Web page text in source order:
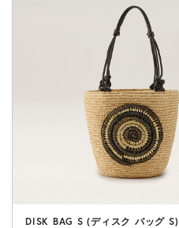
DISK BAG S (ディスク バッグ S)